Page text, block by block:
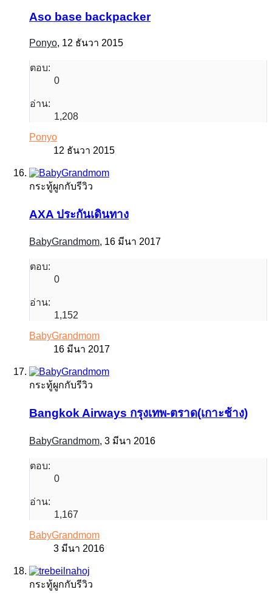
Aso base backpacker
Ponyo, 12 ธันวา 2015
ตอบ:
0
อ่าน:
1,208
Ponyo
12 ธันวา 2015
กระทู้ผูกกับรีวิว
AXA ประกันเดินทาง
BabyGrandmom, 16 มีนา 2017
ตอบ:
0
อ่าน:
1,152
BabyGrandmom
16 มีนา 2017
กระทู้ผูกกับรีวิว
Bangkok Airways กรุงเทพ-ตราด(เกาะช้าง)
BabyGrandmom, 3 มีนา 2016
ตอบ:
0
อ่าน:
1,167
BabyGrandmom
3 มีนา 2016
กระทู้ผูกกับรีวิว